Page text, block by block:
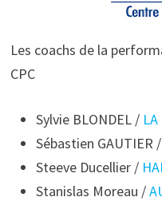
Les coachs de la
CPC
Sylvie BLONDEL /
Sébastien GAUTIER /
Steeve Ducellier /
Stanislas Moreau /